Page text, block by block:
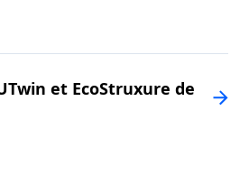
et EcoStruxure de